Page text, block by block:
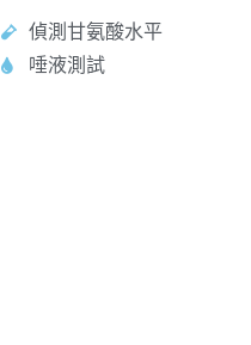
偵測甘氨酸水平
唾液測試